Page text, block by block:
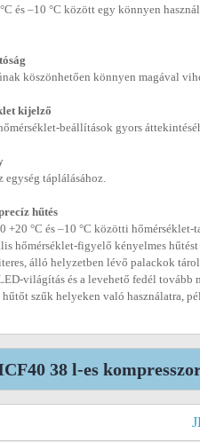
és –10 °C között egy könnyen
köszönhetően könnyen magával
kijelző
beállítások gyors
egység táplálásához.
hűtés
°C és –10 °C közötti
hőmérséklet-figyelő kényelmes
álló helyzetben lévő palackok
világítás és a levehető fedél tovább
hűtőt szűk helyeken való használatra,
38 l-es